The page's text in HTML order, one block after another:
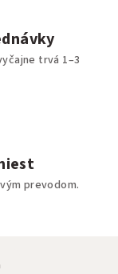
trvá 1–3
prevodom.